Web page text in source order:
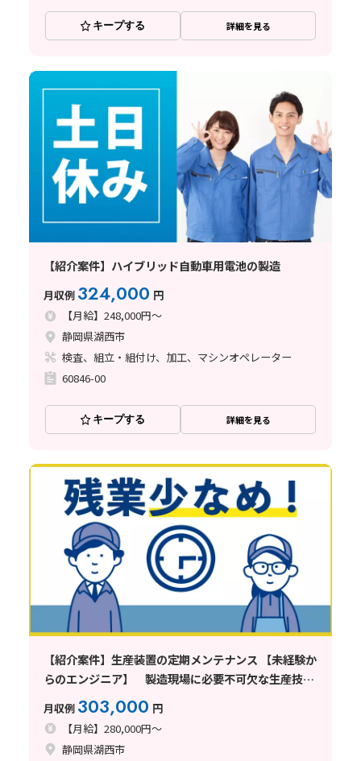
キープする 詳細を見る
【紹介案件】ハイブリッド自動車用電池の製造
月収例 324,000 円
【月給】248,000円～
静岡県湖西市
検査、組立・組付け、加工、マシンオペレーター
60846-00
キープする 詳細を見る
【紹介案件】生産装置の定期メンテナンス 【未経験か
らのエンジニア】 製造現場に必要不可欠な生産技術
を担うお仕事
月収例 303,000 円
【月給】280,000円～
静岡県湖西市